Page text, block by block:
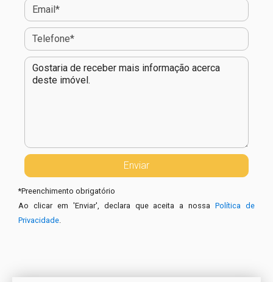
*Preenchimento obrigatório
Ao clicar em 'Enviar', declara que aceita a nossaPolítica de
Privacidade